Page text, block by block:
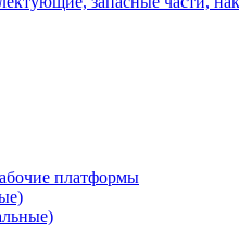
платформы